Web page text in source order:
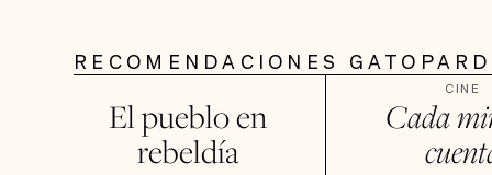
RECOMENDACIONES
El pueblo en
rebeldía
CINE
Cada